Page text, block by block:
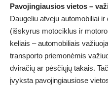
Pavojingiausios vietos –
Daugeliu atveju automobiliai
(išskyrus motociklus ir
keliais – automobiliais
transporto priemonėmis
dviračių ar pėsčiųjų takais.
įvyksta pavojingiausiose